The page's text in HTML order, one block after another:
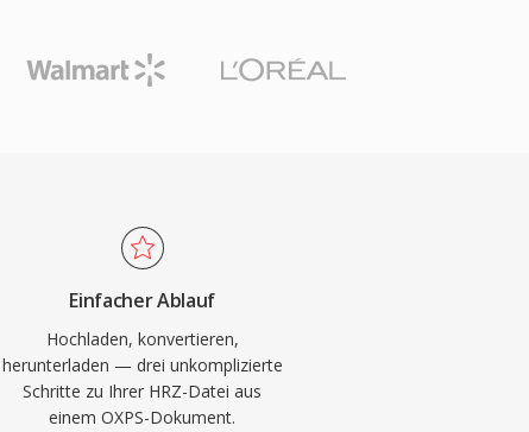
Einfacher Ablauf
Hochladen, konvertieren,
herunterladen — drei unkomplizierte
Schritte zu Ihrer HRZ-Datei aus
einem OXPS-Dokument.